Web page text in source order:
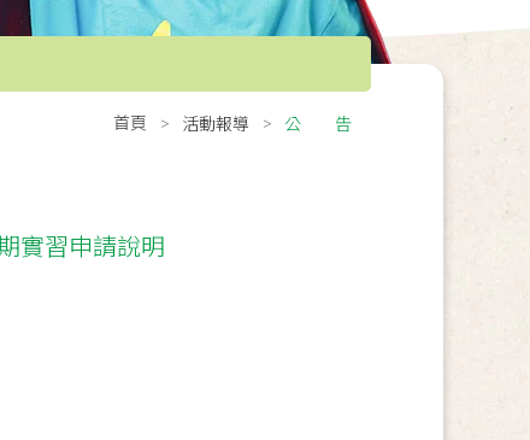
首頁 活動報導 公 告
實習申請說明